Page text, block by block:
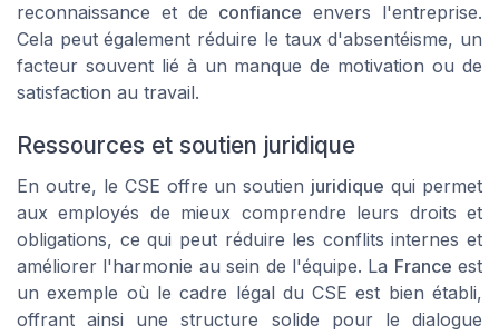
reconnaissance et de confiance envers l'entreprise.
Cela peut également réduire le taux d'absentéisme, un
facteur souvent lié à un manque de motivation ou de
satisfaction au travail.
Ressources et soutien juridique
En outre, le CSE offre un soutien juridique qui permet
aux employés de mieux comprendre leurs droits et
obligations, ce qui peut réduire les conflits internes et
améliorer l'harmonie au sein de l'équipe. La France est
un exemple où le cadre légal du CSE est bien établi,
offrant ainsi une structure solide pour le dialogue